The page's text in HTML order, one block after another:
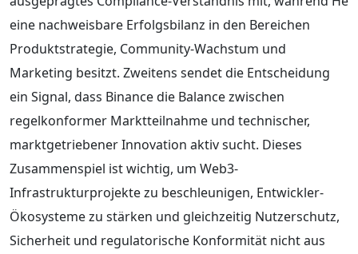
eine nachweisbare Erfolgsbilanz in den Bereichen
Produktstrategie, Community-Wachstum und
Marketing besitzt. Zweitens sendet die Entscheidung
ein Signal, dass Binance die Balance zwischen
regelkonformer Marktteilnahme und technischer,
marktgetriebener Innovation aktiv sucht. Dieses
Zusammenspiel ist wichtig, um Web3-
Infrastrukturprojekte zu beschleunigen, Entwickler-
Ökosysteme zu stärken und gleichzeitig Nutzerschutz,
Sicherheit und regulatorische Konformität nicht aus